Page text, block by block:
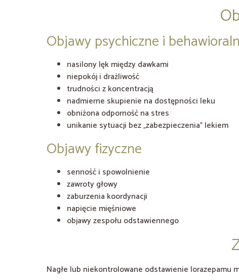
Objawy psychiczne i
nasilony lęk między dawkami
niepokój i drażliwość
trudności z koncentracją
nadmierne skupienie na dostępności leku
obniżona odporność na stres
unikanie sytuacji bez „zabezpieczenia” lekiem
Objawy fizyczne
senność i spowolnienie
zawroty głowy
zaburzenia koordynacji
napięcie mięśniowe
objawy zespołu odstawiennego
Nagłe lub niekontrolowane odstawienie lorazepamu